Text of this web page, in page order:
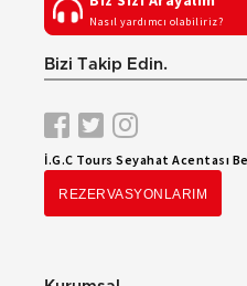
Nasıl yardımcı olabiliriz?
Bizi Takip Edin.
İ.G.C Tours Seyahat Acentası
REZERVASYONLARIM